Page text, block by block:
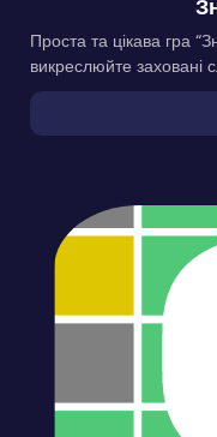
Проста та цікава гра
викреслюйте заховані